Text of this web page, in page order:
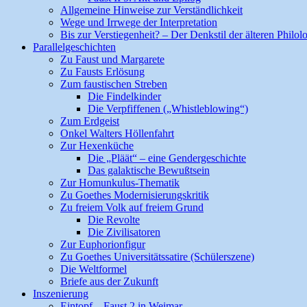
Allgemeine Hinweise zur Verständlichkeit
Wege und Irrwege der Interpretation
Bis zur Verstiegenheit? – Der Denkstil der älteren
Parallelgeschichten
Zu Faust und Margarete
Zu Fausts Erlösung
Zum faustischen Streben
Die Findelkinder
Die Verpfiffenen („Whistleblowing“)
Zum Erdgeist
Onkel Walters Höllenfahrt
Zur Hexenküche
Die „Pläät“ – eine Gendergeschichte
Das galaktische Bewußtsein
Zur Homunkulus-Thematik
Zu Goethes Modernisierungskritik
Zu freiem Volk auf freiem Grund
Die Revolte
Die Zivilisatoren
Zur Euphorionfigur
Zu Goethes Universitätssatire (Schülerszene)
Die Weltformel
Briefe aus der Zukunft
Inszenierung